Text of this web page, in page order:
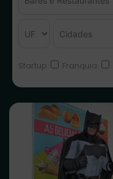
Startup: Franquia: